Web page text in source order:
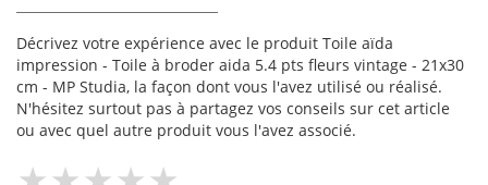
Décrivez votre expérience avec le produit Toile aïda
impression - Toile à broder aida 5.4 pts fleurs vintage - 21x30
cm - MP Studia, la façon dont vous l'avez utilisé ou réalisé.
N'hésitez surtout pas à partagez vos conseils sur cet article
ou avec quel autre produit vous l'avez associé.